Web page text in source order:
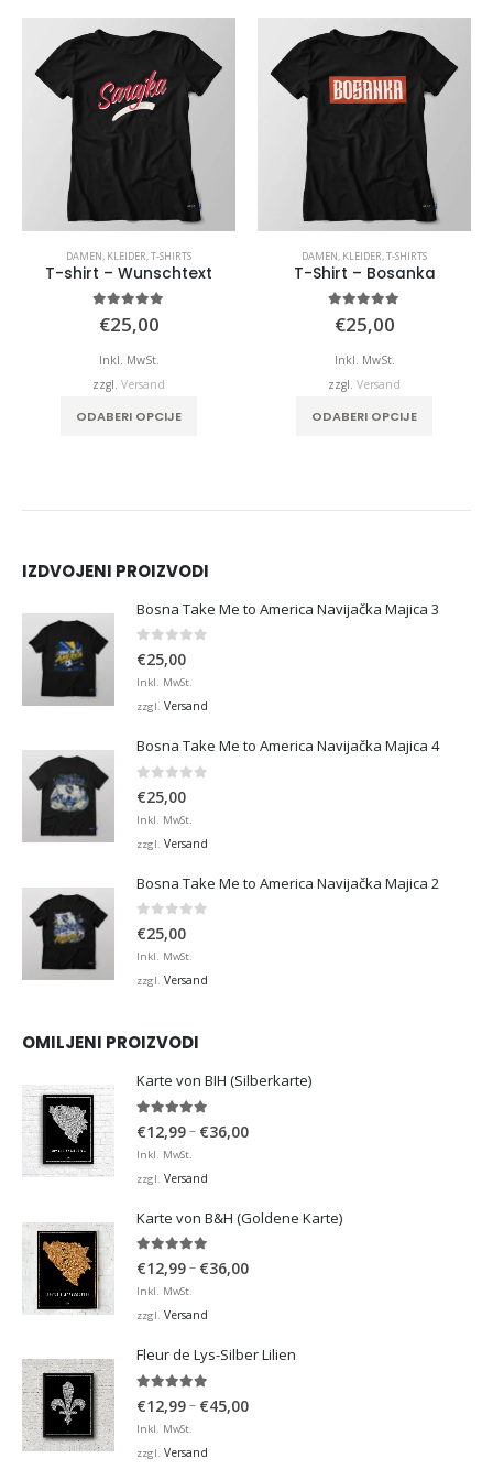
DAMEN KLEIDER T-SHIRTS
T-shirt – Wunschtext
5.00von 5
€25,00
Inkl. MwSt.
zzgl. Versand
ODABERI OPCIJE
DAMEN KLEIDER T-SHIRTS
T-Shirt – Bosanka
5.00von 5
€25,00
Inkl. MwSt.
zzgl. Versand
ODABERI OPCIJE
IZDVOJENI PROIZVODI
Bosna Take Me to America Navijačka Majica 3
0 von 5
€25,00
Inkl. MwSt.
zzgl. Versand
Bosna Take Me to America Navijačka Majica 4
0 von 5
€25,00
Inkl. MwSt.
zzgl. Versand
Bosna Take Me to America Navijačka Majica 2
0 von 5
€25,00
Inkl. MwSt.
zzgl. Versand
OMILJENI PROIZVODI
Karte von BIH (Silberkarte)
4.92 von 5
€12,99– €36,00Preisspanne:
Inkl. MwSt.
zzgl. Versand
Karte von B&H (Goldene Karte)
4.98von 5
€12,99– €36,00Preisspanne:
Inkl. MwSt.
zzgl. Versand
Fleur de Lys-Silber Lilien
4.95von 5
€12,99– €45,00Preisspanne:
Inkl. MwSt.
zzgl. Versand